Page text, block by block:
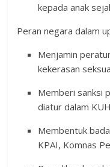
kepada anak
Peran negara dalam
Menjamin
kekerasan
Memberi sanksi
diatur dalam
Membentuk
KPAI, Komnas